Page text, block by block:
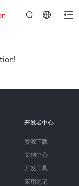
开发者中心
资源下载
文档中心
开发工具
应用笔记